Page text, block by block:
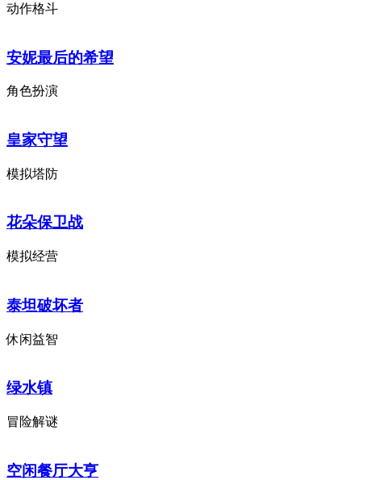
动作格斗
安妮最后的希望
角色扮演
皇家守望
模拟塔防
花朵保卫战
模拟经营
泰坦破坏者
休闲益智
绿水镇
冒险解谜
空闲餐厅大亨